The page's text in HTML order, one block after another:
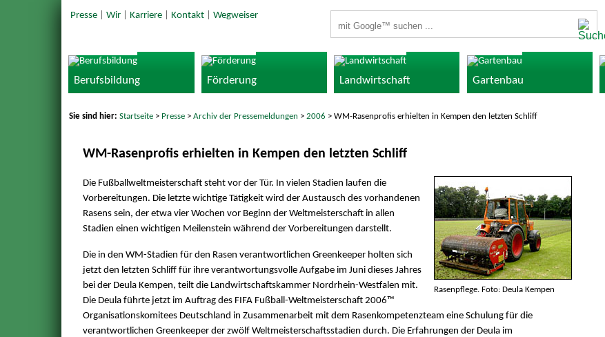
Presse| Wir| Karriere| Kontakt| Wegweiser
Berufsbildung Förderung Landwirtschaft Gartenbau
Sie sind hier:Startseite > Presse >Archiv der Pressemeldungen >2006 > WM-Rasenprofis erhielten in Kempen den letzten Schliff
WM-Rasenprofis erhielten in Kempen den letzten Schliff
Rasenpflege. Foto: Deula Kempen
Die Fußballweltmeisterschaft steht vor der Tür. In vielen Stadien laufen die
Vorbereitungen. Die letzte wichtige Tätigkeit wird der Austausch des vorhandenen
Rasens sein, der etwa vier Wochen vor Beginn der Weltmeisterschaft in allen
Stadien einen wichtigen Meilenstein während der Vorbereitungen darstellt.
Die in den WM-Stadien für den Rasen verantwortlichen Greenkeeper holten sich
jetzt den letzten Schliff für ihre verantwortungsvolle Aufgabe im Juni dieses Jahres
bei der Deula Kempen, teilt die Landwirtschaftskammer Nordrhein-Westfalen mit.
Die Deula führte jetzt im Auftrag des FIFA Fußball-Weltmeisterschaft 2006™
Organisationskomitees Deutschland in Zusammenarbeit mit dem Rasenkompetenzteam eine Schulung für die
verantwortlichen Greenkeeper der zwölf Weltmeisterschaftsstadien durch. Die Erfahrungen der Deula im